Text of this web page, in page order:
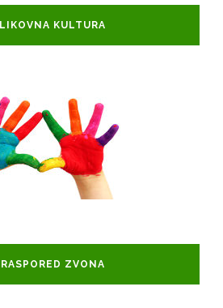
LIKOVNA KULTURA
RASPORED ZVONA